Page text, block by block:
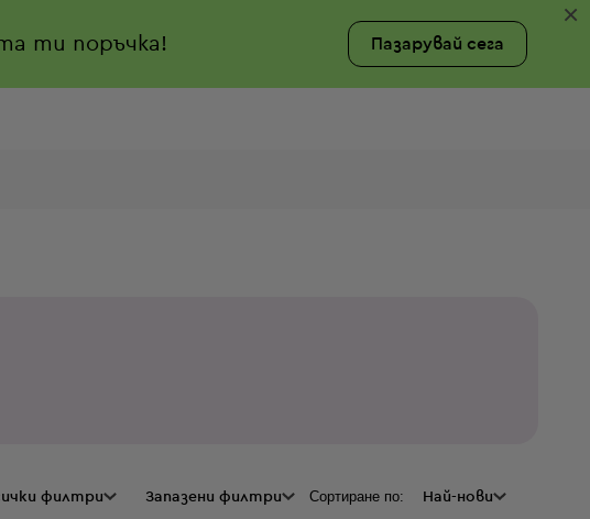
ти поръчка! Пазарувай сега
×
Цена
филтри Запазени филтри Сортиране по: Най-нови